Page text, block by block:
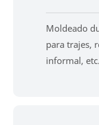
Moldeado
para trajes,
informal, etc.